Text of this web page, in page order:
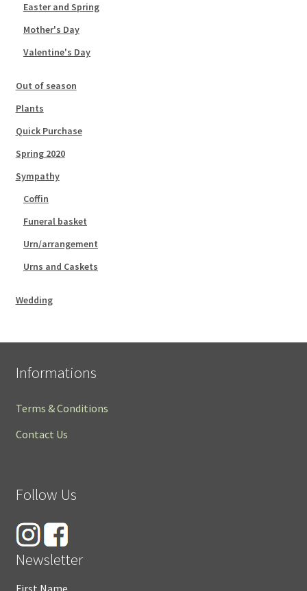
Easter and Spring
Mother's Day
Valentine's Day
Out of season
Plants
Quick Purchase
Spring 2020
Sympathy
Coffin
Funeral basket
Urn/arrangement
Urns and Caskets
Wedding
Informations
Terms & Conditions
Contact Us
Follow Us
Newsletter
First Name